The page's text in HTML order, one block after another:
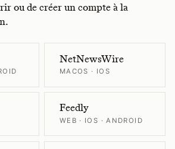
ou de créer un compte à la
NetNewsWire
MACOS · IOS
Feedly
WEB · IOS · ANDROID